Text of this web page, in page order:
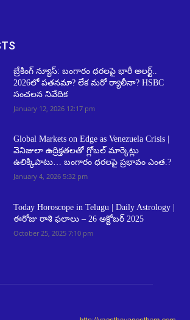
బ్రేకింగ్ న్యూస్: బంగారం ధరలపై భారీ అలర్ట్..
2026లో పతనమా? లేక మరో ర్యాలీనా? HSBC
సంచలన నివేదిక
January 12, 2026 12:17 pm
Global Markets on Edge as Venezuela Crisis |
వెనిజులా ఉద్రిక్తతలతో గ్లోబల్ మార్కెట్లు
ఉలిక్కిపాటు… బంగారం ధరలపై ప్రభావం ఎంత.?
January 4, 2026 5:32 pm
Today Horoscope in Telugu | Daily Astrology |
ఈరోజు రాశి ఫలాలు – 26 అక్టోబర్ 2025
October 25, 2025 7:10 pm